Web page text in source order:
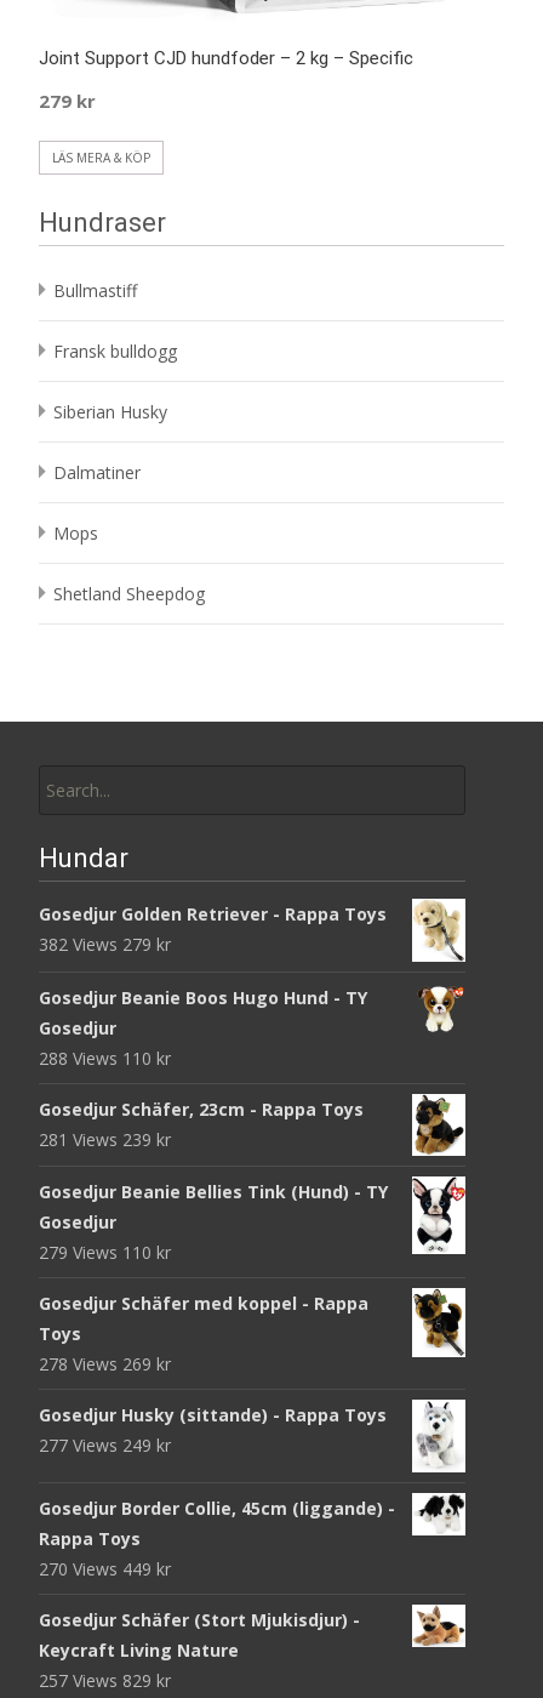
Joint Support CJD hundfoder – 2 kg – Specific
279 kr
LÄS MERA & KÖP
Hundraser
Bullmastiff
Fransk bulldogg
Siberian Husky
Dalmatiner
Mops
Shetland Sheepdog
for:
Hundar
Gosedjur Golden Retriever - Rappa Toys
382 Views 279 kr
Gosedjur Beanie Boos Hugo Hund - TY
Gosedjur
288 Views 110 kr
Gosedjur Schäfer, 23cm - Rappa Toys
281 Views 239 kr
Gosedjur Beanie Bellies Tink (Hund) - TY
Gosedjur
279 Views 110 kr
Gosedjur Schäfer med koppel - Rappa
Toys
278 Views 269 kr
Gosedjur Husky (sittande) - Rappa Toys
277 Views 249 kr
Gosedjur Border Collie, 45cm (liggande) -
Rappa Toys
270 Views 449 kr
Gosedjur Schäfer (Stort Mjukisdjur) -
Keycraft Living Nature
257 Views 829 kr